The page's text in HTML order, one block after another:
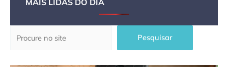
Pesquisar